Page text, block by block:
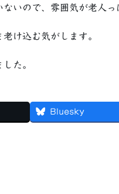
いので、雰囲気が老人っ
け込む気がします。
た。
Bluesky